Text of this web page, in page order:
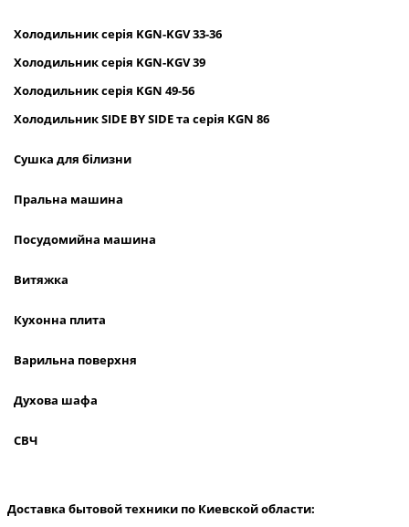
Холодильниксерія KGN-KGV33-36
Холодильник серія KGN-KGV39
Холодильник серія KGN 49-56
ХолодильникSIDE BYSIDEта серія KGN 86
Сушка для білизни
Пральна машина
Посудомийна машина
Витяжка
Кухонна плита
Варильна поверхня
Духова шафа
СВЧ
Доставка бытовой техники по Киевской области: